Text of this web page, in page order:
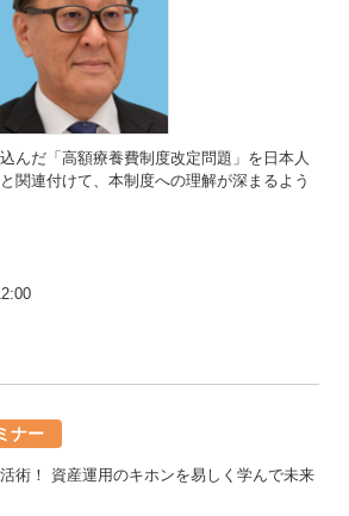
んだ「高額療養費制度改定問題」を日本人
関連付けて、本制度への理解が深まるよう
ナー
術！ 資産運用のキホンを易しく学んで未来